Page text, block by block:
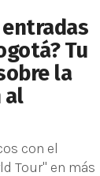
entradas
Tu
la
al
con el
Tour" en más